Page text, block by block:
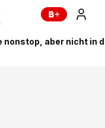
nonstop, aber nicht in